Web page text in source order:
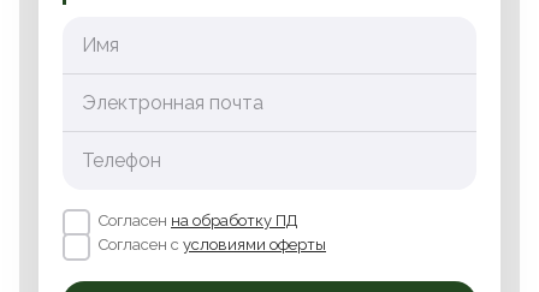
Имя
Электронная почта
Телефон
Согласен на обработку ПД
Согласен с условиями оферты